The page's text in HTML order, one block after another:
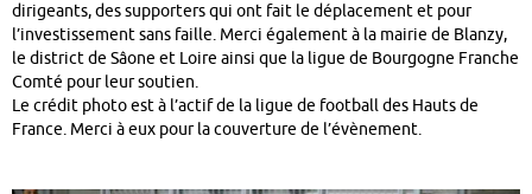
dirigeants, des supporters qui ont fait le déplacement et pour
l’investissement sans faille. Merci également à la mairie de Blanzy,
le district de Sâone et Loire ainsi que la ligue de Bourgogne Franche
Comté pour leur soutien.
Le crédit photo est à l’actif de la ligue de football des Hauts de
France. Merci à eux pour la couverture de l’évènement.